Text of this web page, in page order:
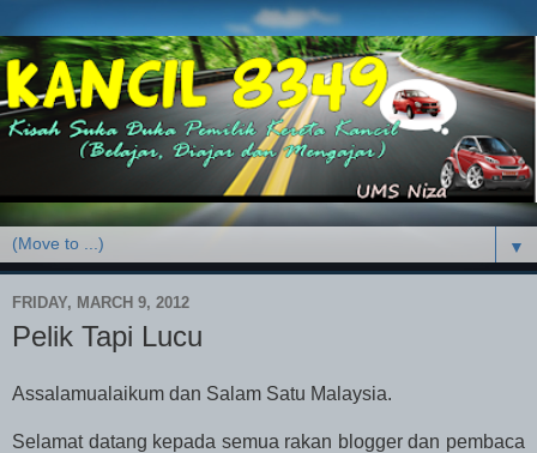
▼
FRIDAY, MARCH 9, 2012
Pelik Tapi Lucu
Assalamualaikum dan Salam Satu Malaysia.
Selamat datang kepada semua rakan blogger dan pembaca